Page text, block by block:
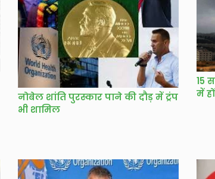
नोबेल शांति पुरस्कार पाने की दौड़ में ट्रंप
भी शामिल
15
में